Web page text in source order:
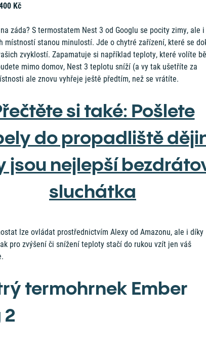
Kč
záda? S termostatem Nest 3 od Googlu se pocity zimy, ale i
místností stanou minulostí. Jde o chytré zařízení, které se
zvyklostí. Zapamatuje si například teploty, které volíte
mimo domov, Nest 3 teplotu sníží (a vy tak ušetříte za
ale znovu vyhřeje ještě předtím, než se vrátíte.
si také: Pošlete
do propadliště
jsou nejlepší
sluchátka
lze ovládat prostřednictvím Alexy od Amazonu, ale i díky
pro zvýšení či snížení teploty stačí do rukou vzít jen váš
termohrnek Ember
2